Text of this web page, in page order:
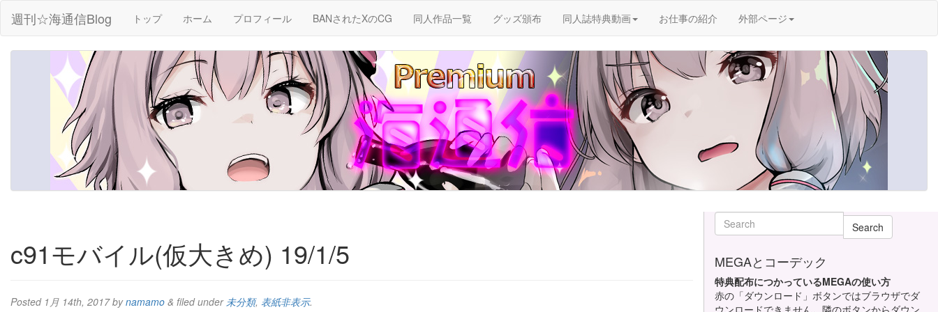
週刊☆海通信Blog トップ ホーム プロフィール BANされたXのCG 同人作品一覧 グッズ頒布 同人誌特典動画 お仕事の紹介 外部ページ
c91モバイル(仮大きめ) 19/1/5
Posted 1月 14th, 2017bynamamo & filed under未分類, 表紙非表示.
Search
MEGAとコーデック
特典配布につかっているMEGAの使い方
赤の「ダウンロード」ボタンではブラウザでダ
ウンロードできません。隣のボタンからダウン